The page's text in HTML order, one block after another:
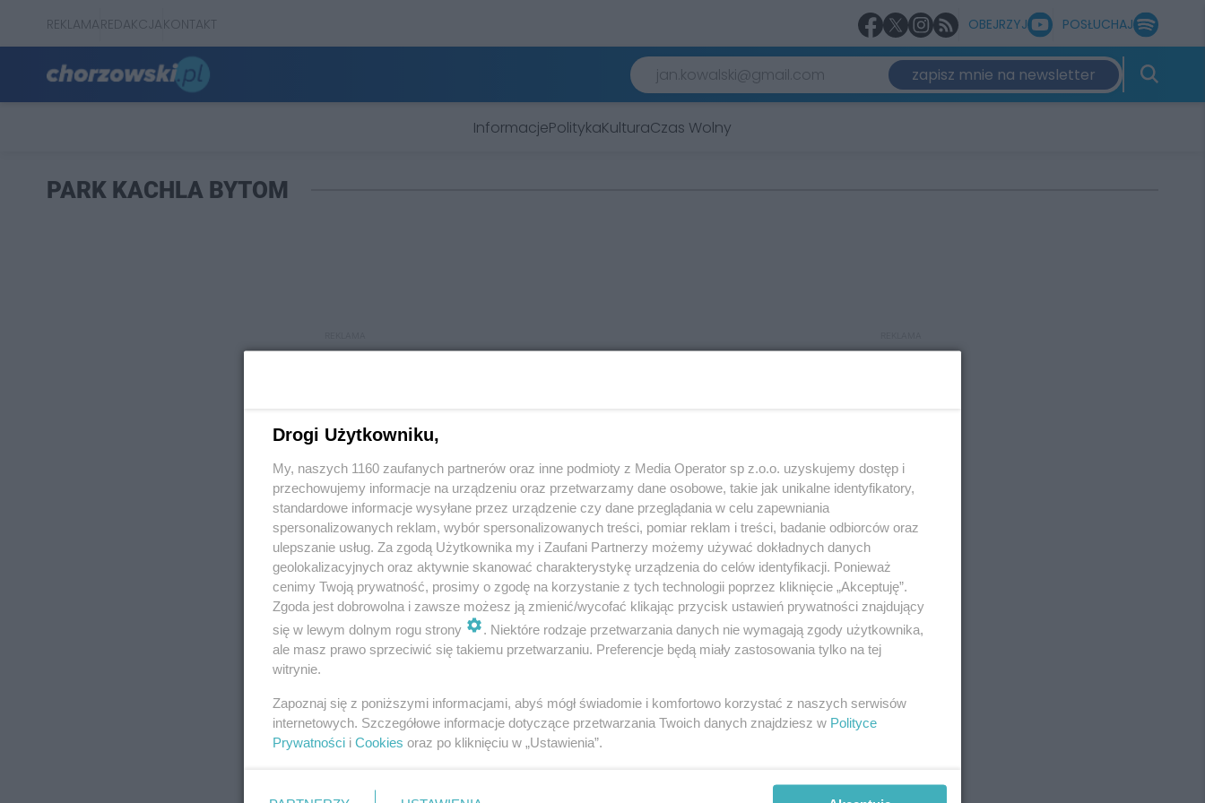
REKLAMAREDAKCJAKONTAKT OBEJRZYJ POSŁUCHAJ
zapisz mnie na newsletter
InformacjePolitykaKulturaCzas Wolny
PARK KACHLA BYTOM
REKLAMA REKLAMA
Drogi Użytkowniku,
My, naszych 1160 zaufanych partnerów oraz inne podmioty z Media Operator sp z.o.o. uzyskujemy dostęp i
przechowujemy informacje na urządzeniu oraz przetwarzamy dane osobowe, takie jak unikalne identyfikatory,
standardowe informacje wysyłane przez urządzenie czy dane przeglądania w celu zapewniania
spersonalizowanych reklam, wybór spersonalizowanych treści, pomiar reklam i treści, badanie odbiorców oraz
ulepszanie usług. Za zgodą Użytkownika my i Zaufani Partnerzy możemy używać dokładnych danych
geolokalizacyjnych oraz aktywnie skanować charakterystykę urządzenia do celów identyfikacji. Ponieważ
cenimy Twoją prywatność, prosimy o zgodę na korzystanie z tych technologii poprzez kliknięcie „Akceptuję”.
Zgoda jest dobrowolna i zawsze możesz ją zmienić/wycofać klikając przycisk ustawień prywatności znajdujący
się w lewym dolnym rogu strony
. Niektóre rodzaje przetwarzania danych nie wymagają zgody użytkownika,
ale masz prawo sprzeciwić się takiemu przetwarzaniu. Preferencje będą miały zastosowania tylko na tej
witrynie.
Zapoznaj się z poniższymi informacjami, abyś mógł świadomie i komfortowo korzystać z naszych serwisów
internetowych. Szczegółowe informacje dotyczące przetwarzania Twoich danych znajdziesz w Polityce
Prywatności i Cookies oraz po kliknięciu w „Ustawienia”.